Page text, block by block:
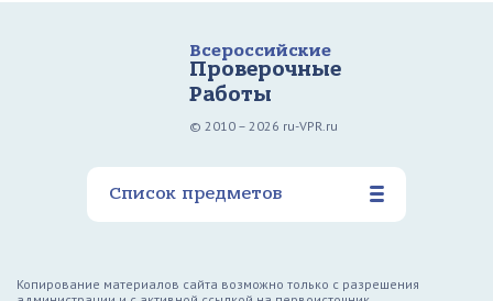
Всероссийские
Проверочные
Работы
© 2010 – 2026 ru-VPR.ru
Список предметов
Копирование материалов сайта возможно только с разрешения